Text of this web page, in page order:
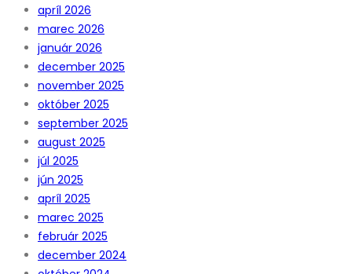
apríl 2026
marec 2026
január 2026
december 2025
november 2025
október 2025
september 2025
august 2025
júl 2025
jún 2025
apríl 2025
marec 2025
február 2025
december 2024